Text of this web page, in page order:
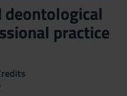
deontological
practice